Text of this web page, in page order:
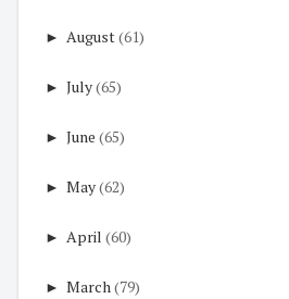
► August(61)
► July(65)
► June (65)
► May(62)
► April (60)
► March(79)